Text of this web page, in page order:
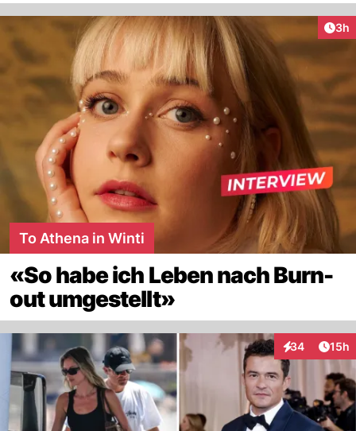
3h
To Athena in Winti
«So habe ich Leben nach Burn-
out umgestellt»
34
Interaktionen
15h